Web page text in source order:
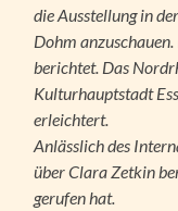
die Ausstellung in
Dohm
berichtet. Das
Kulturhauptstadt
erleichtert.
Anlässlich des
über Clara Zetkin
gerufen hat.